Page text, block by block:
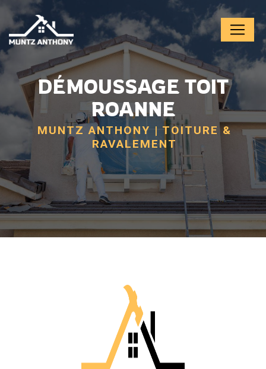
DÉMOUSSAGE TOIT
ROANNE
MUNTZ ANTHONY | TOITURE &
RAVALEMENT
Panneau de gestion des cookies